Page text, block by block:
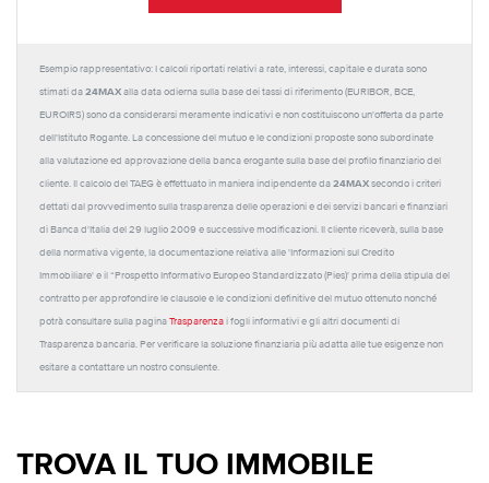
Esempio rappresentativo: I calcoli riportati relativi a rate, interessi, capitale e durata sono
stimati da 24MAX alla data odierna sulla base dei tassi di riferimento (EURIBOR, BCE,
EUROIRS) sono da considerarsi meramente indicativi e non costituiscono un'offerta da parte
dell'Istituto Rogante. La concessione del mutuo e le condizioni proposte sono subordinate
alla valutazione ed approvazione della banca erogante sulla base del profilo finanziario del
cliente. Il calcolo del TAEG è effettuato in maniera indipendente da 24MAX secondo i criteri
dettati dal provvedimento sulla trasparenza delle operazioni e dei servizi bancari e finanziari
di Banca d'Italia del 29 luglio 2009 e successive modificazioni. Il cliente riceverà, sulla base
della normativa vigente, la documentazione relativa alle 'Informazioni sul Credito
Immobiliare' e il “Prospetto Informativo Europeo Standardizzato (Pies)' prima della stipula del
contratto per approfondire le clausole e le condizioni definitive del mutuo ottenuto nonché
potrà consultare sulla pagina Trasparenza i fogli informativi e gli altri documenti di
Trasparenza bancaria. Per verificare la soluzione finanziaria più adatta alle tue esigenze non
esitare a contattare un nostro consulente.
TROVA IL TUO IMMOBILE